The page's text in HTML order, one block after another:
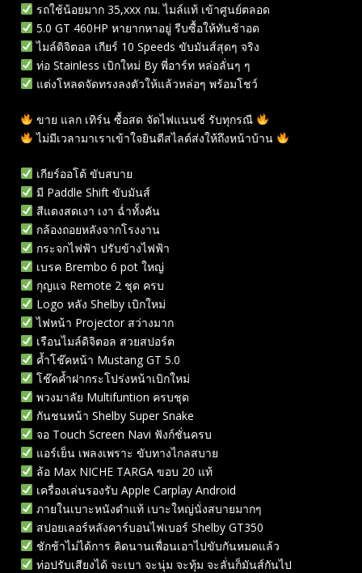
รถใช้น้อยมาก 35,xxx กม. ไมล์แท้ เข้าศูนย์ตลอด
5.0 GT 460HP หายากหาอยู่ รีบซื้อให้ทันช้าอด
ไมล์ดิจิตอล เกียร์ 10 Speeds ขับมันส์สุดๆ จริง
ท่อ Stainless เบิกใหม่ By พี่อาร์ท หล่อลั่นๆ ๆ
แต่งโหลดจัดทรงลงตัวให้แล้วหล่อๆ พร้อมโชว์
ขาย แลก เทิร์น ซื้อสด จัดไฟแนนซ์ รับทุกรณี
ไม่มีเวลามาเราเข้าใจยินดีสไลด์ส่งให้ถึงหน้าบ้าน
เกียร์ออโต้ ขับสบาย
มี Paddle Shift ขับมันส์
สีแดงสดเงา เงา ฉ่ำทั้งคัน
กล้องถอยหลังจากโรงงาน
กระจกไฟฟ้า ปรับข้างไฟฟ้า
เบรค Brembo 6 pot ใหญ่
กุญแจ Remote 2 ชุด ครบ
Logo หลัง Shelby เบิกใหม่
ไฟหน้า Projector สว่างมาก
เรือนไมล์ดิจิตอล สวยสปอร์ต
ค้ำโช๊คหน้า Mustang GT 5.0
โช๊คค้ำฝากระโปร่งหน้าเบิกใหม่
พวงมาลัย Multifuntion ครบชุด
กันชนหน้า Shelby Super Snake
จอ Touch Screen Navi ฟังก์ชั่นครบ
แอร์เย็น เพลงเพราะ ขับทางไกลสบาย
ล้อ Max NICHE TARGA ขอบ 20 แท้
เครื่องเล่นรองรับ Apple Carplay Android
ภายในเบาะหนังดำแท้ เบาะใหญ่นั่งสบายมากๆ
สปอยเลอร์หลังคาร์บอนไฟเบอร์ Shelby GT350
ชักช้าไม่ได้การ คิดนานเพื่อนเอาไปขับกันหมดแล้ว
ท่อปรับเสียงได้ จะเบา จะนุ่ม จะทุ้ม จะลั่นก็มันส์กันไป